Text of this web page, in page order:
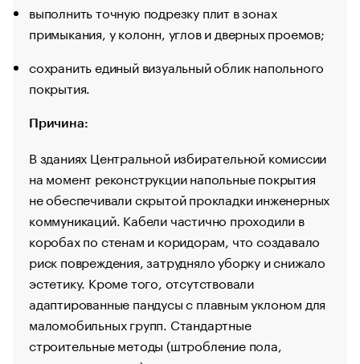
выполнить точную подрезку плит в зонах
примыкания, у колонн, углов и дверных проемов;
сохранить единый визуальный облик напольного
покрытия.
Причина:
В зданиях Центральной избирательной комиссии
на момент реконструкции напольные покрытия
не обеспечивали скрытой прокладки инженерных
коммуникаций. Кабели частично проходили в
коробах по стенам и коридорам, что создавало
риск повреждения, затрудняло уборку и снижало
эстетику. Кроме того, отсутствовали
адаптированные пандусы с плавным уклоном для
маломобильных групп. Стандартные
строительные методы (штробление пола,